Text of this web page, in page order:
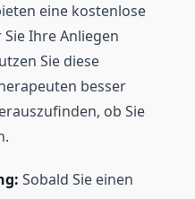
eine kostenlose
Ihre Anliegen
Sie diese
besser
ob Sie
Sobald Sie einen